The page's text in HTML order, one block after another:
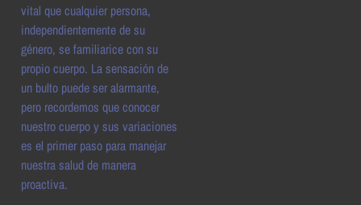
vital que cualquier persona,
independientemente de su
género, se familiarice con su
propio cuerpo. La sensación de
un bulto puede ser alarmante,
pero recordemos que conocer
nuestro cuerpo y sus variaciones
es el primer paso para manejar
nuestra salud de manera
proactiva.